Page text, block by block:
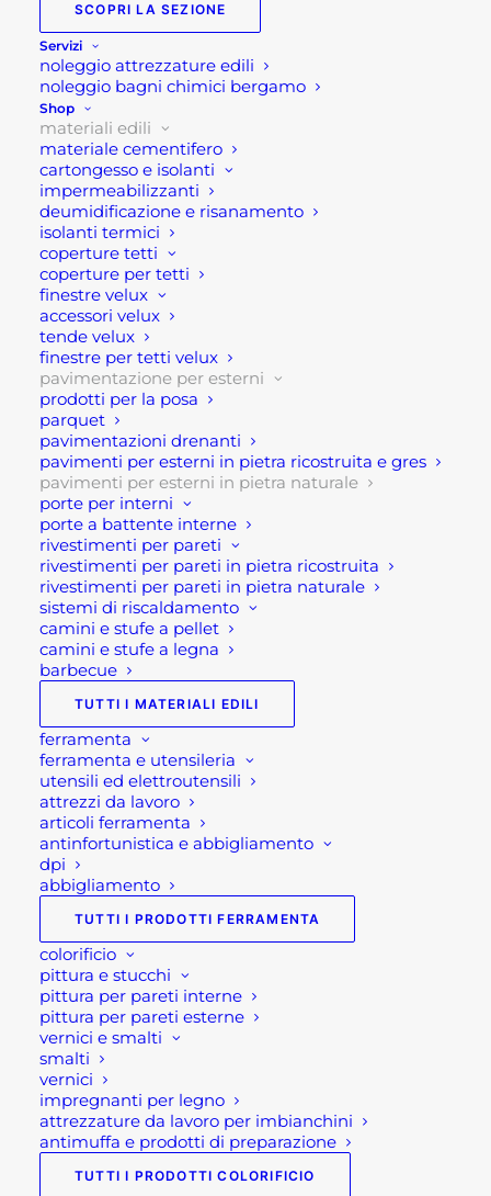
SCOPRI LA SEZIONE
Servizi
noleggio attrezzature edili
noleggio bagni chimici bergamo
Shop
materiali edili
materiale cementifero
cartongesso e isolanti
impermeabilizzanti
deumidificazione e risanamento
isolanti termici
coperture tetti
coperture per tetti
finestre velux
accessori velux
tende velux
finestre per tetti velux
pavimentazione per esterni
prodotti per la posa
parquet
pavimentazioni drenanti
pavimenti per esterni in pietra ricostruita e gres
pavimenti per esterni in pietra naturale
porte per interni
porte a battente interne
rivestimenti per pareti
rivestimenti per pareti in pietra ricostruita
rivestimenti per pareti in pietra naturale
sistemi di riscaldamento
camini e stufe a pellet
camini e stufe a legna
barbecue
TUTTI I MATERIALI EDILI
ferramenta
ferramenta e utensileria
utensili ed elettroutensili
attrezzi da lavoro
articoli ferramenta
antinfortunistica e abbigliamento
dpi
abbigliamento
TUTTI I PRODOTTI FERRAMENTA
colorificio
pittura e stucchi
pittura per pareti interne
pittura per pareti esterne
vernici e smalti
smalti
vernici
impregnanti per legno
attrezzature da lavoro per imbianchini
antimuffa e prodotti di preparazione
TUTTI I PRODOTTI COLORIFICIO
9,90€
Camminamenti in pietra tondi
Camminamenti in pietra tondi sono lastre in
pietra dalla forma circolare.
Diametro 40 cm , h 2-4 cm.
Disponibili colore marrone golden leaf.
Se per qualsiasi ragione non riuscissi a completare
l’ordine o avessi dei dubbi prima di effettuare il
pagamento contattaci dalle 09 alle 12 e dalle 14
alle 17, ti offriremo tutto il supporto necessario per
aiutarti nella procedura di acquisto!
Oppure scrivi una mail a
shop@rotacommerciale.it
42 disponibili
CAMMINAMENTI
IN
PIETRA
TONDI
GOLDEN
LEAF
quantità
AGGIUNGI AL CARRELLO
SKU
PV01CMT01
Categorie
GIARDINAGGIO
EDILI,PAVIMENTAZIONE PER
ESTERNI
ESTERNI IN PIETRA NATURALE
Brand
GRANULATI ZANDOBBIO
Descrizione
Camminamenti in pietra tondi